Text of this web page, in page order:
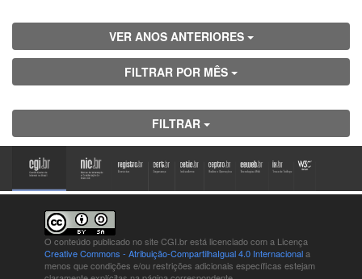
VER ANOS ANTERIORES
FILTRAR POR MÊS
FILTRAR
O conteúdo publicado no site CGI.br está licenciado com a Licença
Creative Commons - Atribuição-CompartilhaIgual 4.0 Internacionala
menos que condições e/ou restrições adicionais específicas estejam